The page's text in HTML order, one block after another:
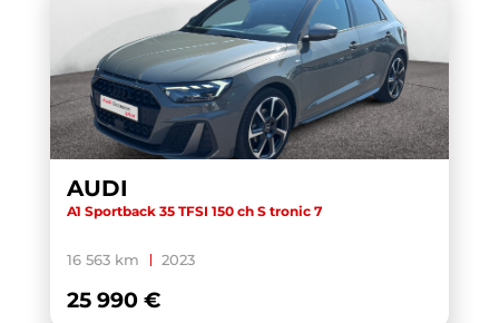
AUDI
A1 Sportback 35 TFSI 150 ch S tronic 7
16 563 km 2023
25 990 €